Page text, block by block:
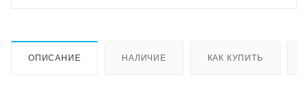
ОПИСАНИЕ НАЛИЧИЕ КАК КУПИТЬ